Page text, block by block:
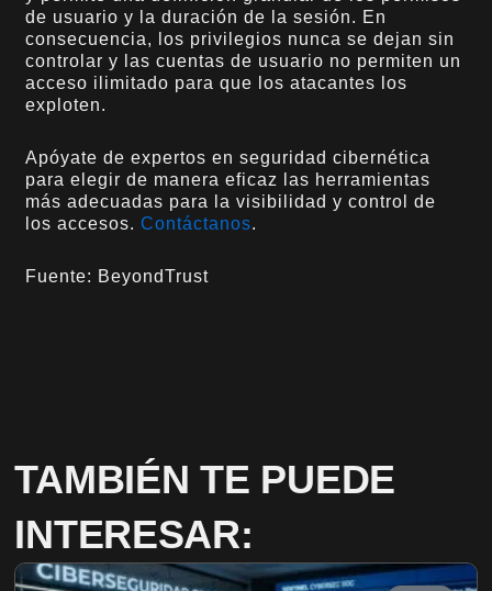
de usuario y la duración de la sesión. En
consecuencia, los privilegios nunca se dejan sin
controlar y las cuentas de usuario no permiten un
acceso ilimitado para que los atacantes los
exploten.
Apóyate de expertos en seguridad cibernética
para elegir de manera eficaz las herramientas
más adecuadas para la visibilidad y control de
los accesos.Contáctanos.
Fuente: BeyondTrust
TAMBIÉN TE PUEDE
INTERESAR: